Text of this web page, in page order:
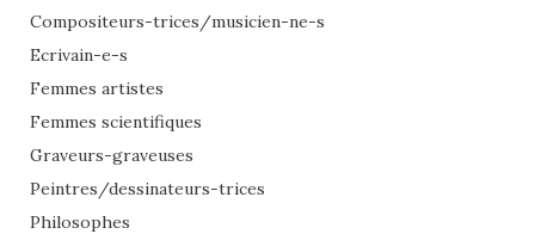
Compositeurs-trices/musicien-ne-s
Ecrivain-e-s
Femmes artistes
Femmes scientifiques
Graveurs-graveuses
Peintres/dessinateurs-trices
Philosophes